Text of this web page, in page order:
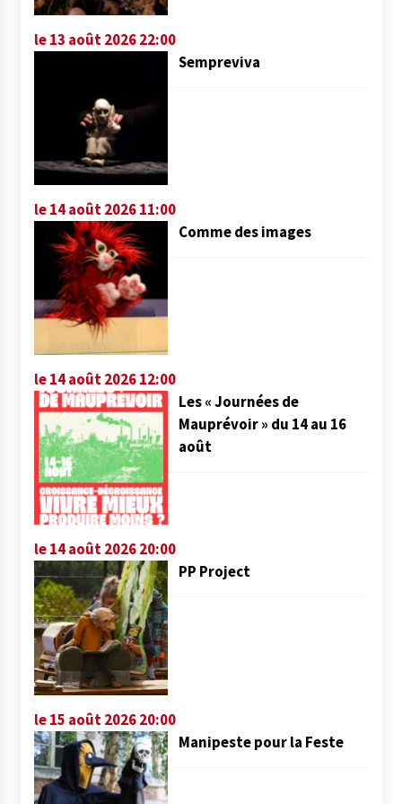
le 13 août 2026 22:00
Sempreviva
le 14 août 2026 11:00
Comme des images
le 14 août 2026 12:00
Les « Journées de
Mauprévoir » du 14 au 16
août
le 14 août 2026 20:00
PP Project
le 15 août 2026 20:00
Manipeste pour la Feste